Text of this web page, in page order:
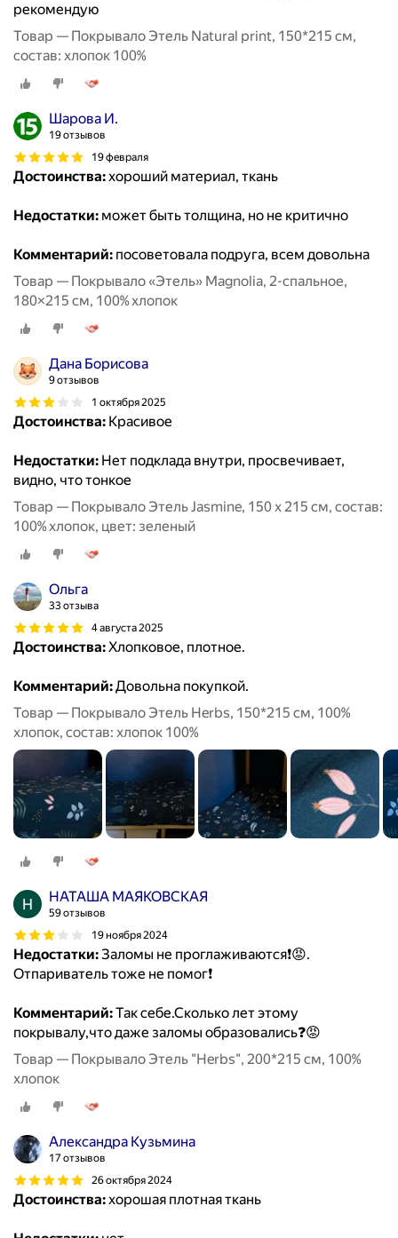
рекомендую
Товар — Покрывало Этель Natural print, 150*215 см,
состав: хлопок 100%
Шарова И.
19 отзывов
19 февраля
Достоинства:хороший материал, ткань
Недостатки: может быть толщина, но не критично
Комментарий: посоветовала подруга, всем довольна
Товар — Покрывало «Этель» Magnolia, 2-спальное,
180×215 см, 100% хлопок
Дана Борисова
9 отзывов
1 октября 2025
Достоинства: Красивое
Недостатки: Нет подклада внутри, просвечивает,
видно, что тонкое
Товар — Покрывало Этель Jasmine, 150 х 215 см, состав:
100% хлопок, цвет: зеленый
Ольга
33 отзыва
4 августа 2025
Достоинства:Хлопковое, плотное.
Комментарий:Довольна покупкой.
Товар — Покрывало Этель Herbs, 150*215 см, 100%
хлопок, состав: хлопок 100%
НАТАША МАЯКОВСКАЯ
59 отзывов
19 ноября 2024
Недостатки:Заломы не проглаживаются❗😡.
Отпариватель тоже не помог❗
Комментарий:Так себе.Сколько лет этому
покрывалу,что даже заломы образовались❓😡
Товар — Покрывало Этель "Herbs", 200*215 см, 100%
хлопок
Александра Кузьмина
17 отзывов
26 октября 2024
Достоинства:хорошая плотная ткань